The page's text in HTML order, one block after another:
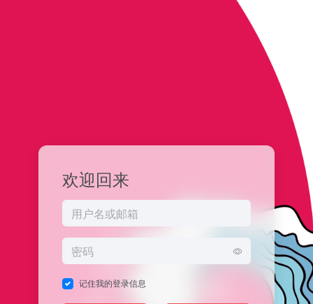
欢迎回来
记住我的登录信息